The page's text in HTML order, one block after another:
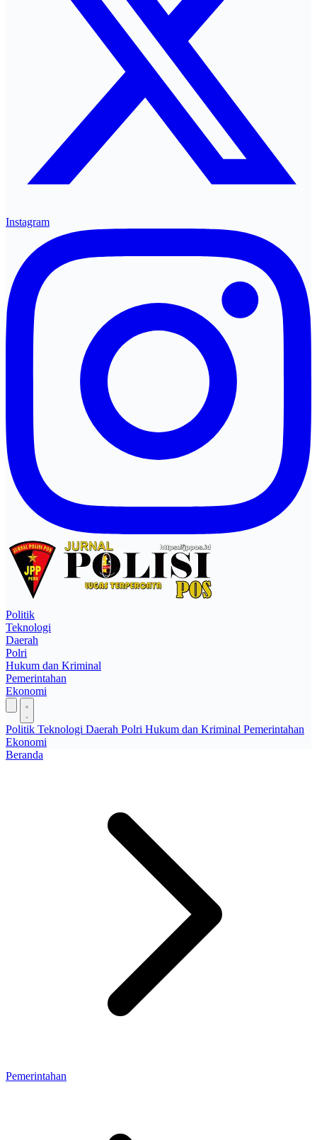
Instagram
Politik
Teknologi
Daerah
Polri
Hukum dan Kriminal
Pemerintahan
Ekonomi
Politik Teknologi Daerah Polri Hukum dan Kriminal Pemerintahan
Ekonomi
Beranda
Pemerintahan